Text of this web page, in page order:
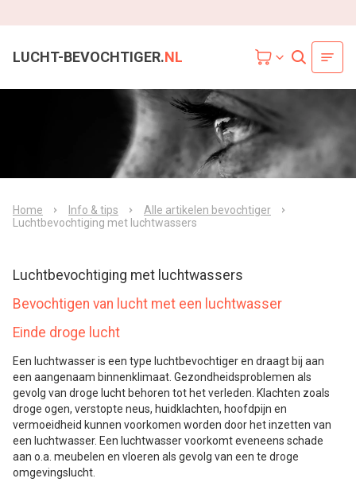
LUCHT-BEVOCHTIGER.NL
Home Info & tips
Alle artikelen bevochtiger
Luchtbevochtiging met luchtwassers
Luchtbevochtiging met luchtwassers
Bevochtigen van lucht met een luchtwasser
Einde droge lucht
Een luchtwasser is een type luchtbevochtiger en draagt bij aan
een aangenaam binnenklimaat. Gezondheidsproblemen als
gevolg van droge lucht behoren tot het verleden. Klachten zoals
droge ogen, verstopte neus, huidklachten, hoofdpijn en
vermoeidheid kunnen voorkomen worden door het inzetten van
een luchtwasser. Een luchtwasser voorkomt eveneens schade
aan o.a. meubelen en vloeren als gevolg van een te droge
omgevingslucht.